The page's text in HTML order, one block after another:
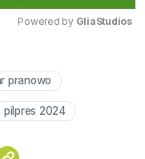
Powered by GliaStudios
pranowo
pilpres 2024